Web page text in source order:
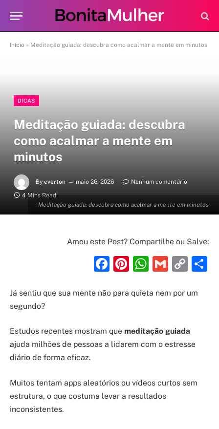
Início » Meditação guiada: descubra como acalmar a mente em minutos
Meditação guiada: descubra como acalmar a mente em minutos
DICAS
Meditação guiada: descubra
como acalmar a mente em
minutos
By everton maio 26, 2026
Nenhum comentário
4 Mins Read
Amou este Post? Compartilhe ou Salve:
Facebook
Pinterest
Gmail
Já sentiu que sua mente não para quieta nem por um
segundo?
Estudos recentes mostram que meditação guiada
ajuda milhões de pessoas a lidarem com o estresse
diário de forma eficaz.
Muitos tentam apps aleatórios ou vídeos curtos sem
estrutura, o que costuma levar a resultados
inconsistentes.